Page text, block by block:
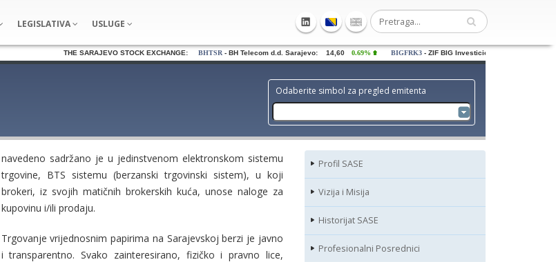
LEGISLATIVA USLUGE
THE SARAJEVO STOCK EXCHANGE:BHTSR- BH Telecom d.d. Sarajevo: 14,60 0.69% BIGFRK3- ZIF BIG Investiciona grupa dd
Odaberite simbol za pregled emitenta
navedeno sadržano je u jedinstvenom elektronskom sistemu
trgovine, BTS sistemu (berzanski trgovinski sistem), u koji
brokeri, iz svojih matičnih brokerskih kuća, unose naloge za
kupovinu i/ili prodaju.
Trgovanje vrijednosnim papirima na Sarajevskoj berzi je javno
i transparentno. Svako zainteresirano, fizičko i pravno lice,
Profil SASE
Vizija i Misija
Historijat SASE
Profesionalni Posrednici